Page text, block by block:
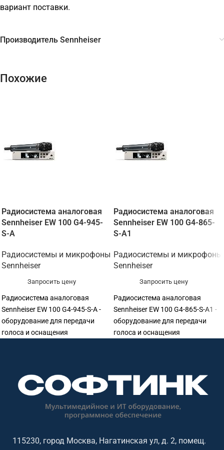
вариант поставки.
Производитель Sennheiser
Похожие
Радиосистема аналоговая
Sennheiser EW 100 G4-945-
S-A
Радиосистемы и микрофоны
Sennheiser
Запросить цену
Радиосистема аналоговая
Sennheiser EW 100 G4-945-S-A -
оборудование для передачи
голоса и оснащения
центров, ресепшен и рабочих
мест сотрудников. Софтинк
оборудование под задачу,
бюджет. Особенности: бренд
Радиосистема аналоговая
Sennheiser EW 100 G4-865-
S-A1
Радиосистемы и микрофоны
Sennheiser
Запросить цену
Радиосистема аналоговая
Sennheiser EW 100 G4-865-S-A1 -
оборудование для передачи
голоса и оснащения
центров, ресепшен и рабочих
мест сотрудников. Софтинк
помогает подобрать
оборудование под задачу,
бюджет. Особенности: бренд
115230, город Москва, Нагатинская ул, д. 2, помещ.